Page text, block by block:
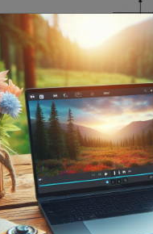
(0) محصولات بیشتر
فیلم آموزشی